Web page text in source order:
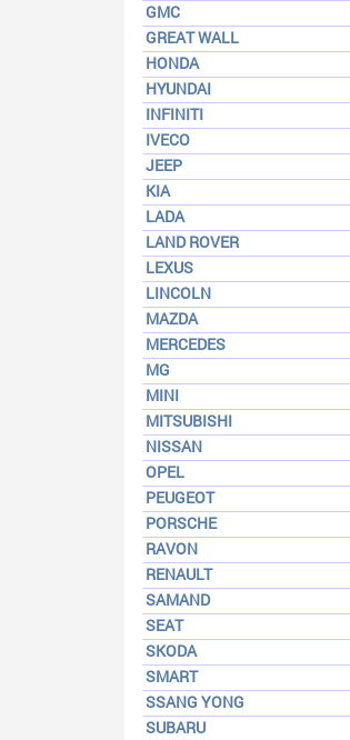
GMC
GREAT WALL
HONDA
HYUNDAI
INFINITI
IVECO
JEEP
KIA
LADA
LAND ROVER
LEXUS
LINCOLN
MAZDA
MERCEDES
MG
MINI
MITSUBISHI
NISSAN
OPEL
PEUGEOT
PORSCHE
RAVON
RENAULT
SAMAND
SEAT
SKODA
SMART
SSANG YONG
SUBARU